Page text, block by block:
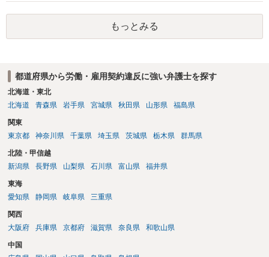
もっとみる
都道府県から労働・雇用契約違反に強い弁護士を探す
北海道・東北
北海道
青森県 岩手県 宮城県 秋田県 山形県 福島県
関東
東京都
神奈川県 千葉県 埼玉県 茨城県 栃木県 群馬県
北陸・甲信越
新潟県
長野県 山梨県 石川県 富山県 福井県
東海
愛知県
静岡県 岐阜県 三重県
関西
大阪府
兵庫県 京都府 滋賀県 奈良県 和歌山県
中国